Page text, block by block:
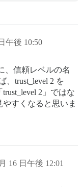
午後 10:50
、信頼レベルの名
、trust_level 2 を
2」ではな
やすくなると思いま
16 日午後 12:01